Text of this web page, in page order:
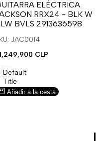
para
usar
la
lista
deseos.
para
usar
Compare
ELÉCTRICA
RRX24 - BLK W
BVLS 2913636598
JAC0014
CLP
Default
Title
Añadir a la cesta